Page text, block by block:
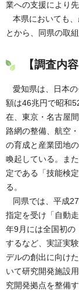
業への支援により
本県においても、
とから、同県の取
【調査内容
愛知県は、日本
額は46兆円で昭和
在、東京・名古屋
路網の整備、航空
の育成と産業団地
喚起している。ま
定である「技能検
る。
同県では、平成
指定を受け「自動
年9月には全国初の
するなど、実証実
デルの創出に向け
いて研究開発施設
究開発拠点を整備